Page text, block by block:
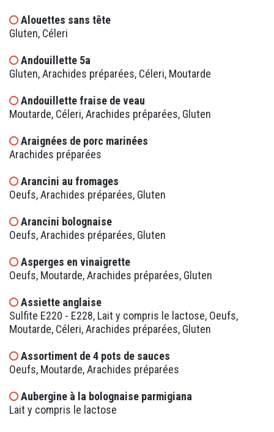
Alouettes sans tête
Gluten, Céleri
Andouillette 5a
Gluten, Arachides préparées, Céleri, Moutarde
Andouillette fraise de veau
Moutarde, Céleri, Arachides préparées, Gluten
Araignées de porc marinées
Arachides préparées
Arancini au fromages
Oeufs, Arachides préparées, Gluten
Arancini bolognaise
Oeufs, Arachides préparées, Gluten
Asperges en vinaigrette
Oeufs, Moutarde, Arachides préparées, Gluten
Assiette anglaise
Sulfite E220 - E228, Lait y compris le lactose, Oeufs,
Moutarde, Céleri, Arachides préparées, Gluten
Assortiment de 4 pots de sauces
Oeufs, Moutarde, Arachides préparées
Aubergine à la bolognaise parmigiana
Lait y compris le lactose